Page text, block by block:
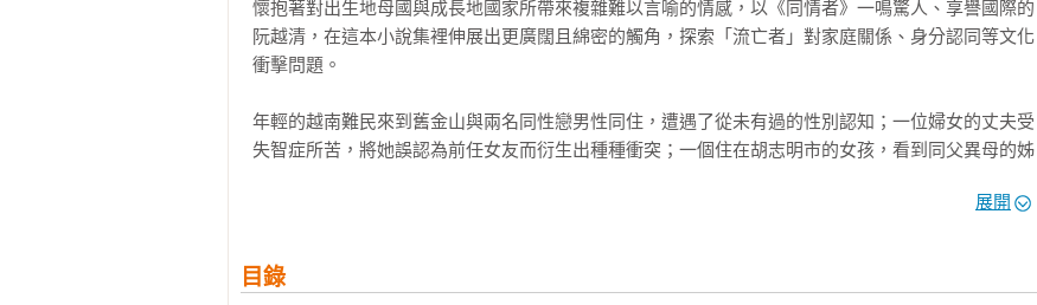
懷抱著對出生地母國與成長地國家所帶來複雜難以言喻的情感，以《同情者》一鳴驚人、享譽國際的
阮越清，在這本小說集裡伸展出更廣闊且綿密的觸角，探索「流亡者」對家庭關係、身分認同等文化
衝擊問題。
年輕的越南難民來到舊金山與兩名同性戀男性同住，遭遇了從未有過的性別認知；一位婦女的丈夫受
失智症所苦，將她誤認為前任女友而衍生出種種衝突；一個住在胡志明市的女孩，看到同父異母的姊
兵反攻祖國，經營小商店的母親似乎與友人為此而生嫌隙——這些是流亡者們的日常與非常、美夢與
阮越清自《同情者》25萬字篇幅格局轉而經營珠玉短篇，卻是力道更強、視點更犀利，寫出這群流離
展開
目錄